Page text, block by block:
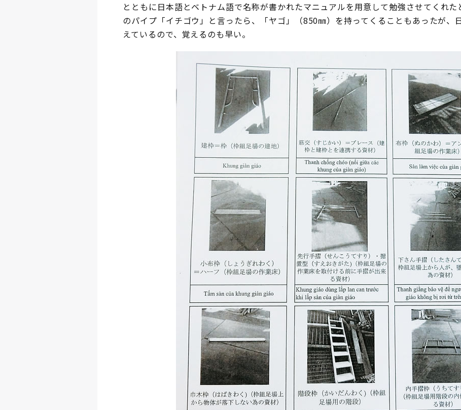
とともに日本語とベトナム語で名称が書かれたマニュアルを用意して勉強させてくれ
のパイプ「イチゴウ」と言ったら、「ヤゴ」（850㎜）を持ってくることもあったが、
えているので、覚えるのも早い。